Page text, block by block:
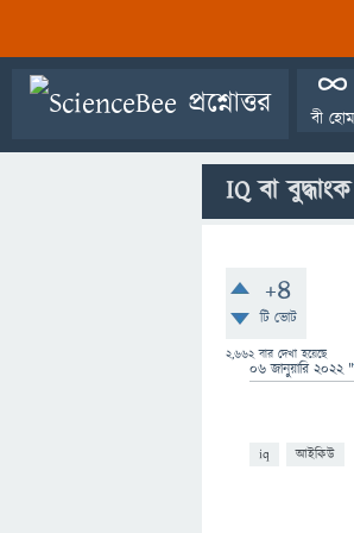
বী হোম
IQ বা
+4
টি ভোট
2,662বার দেখা হয়েছে
06 জানুয়ারি 2022 "
iq আইকিউ